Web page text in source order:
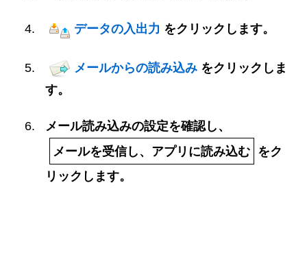
データの入出力 をクリックします。
メールからの読み込み をクリックしま
す。
メール読み込みの設定を確認し、
メールを受信し、アプリに読み込む をク
リックします。